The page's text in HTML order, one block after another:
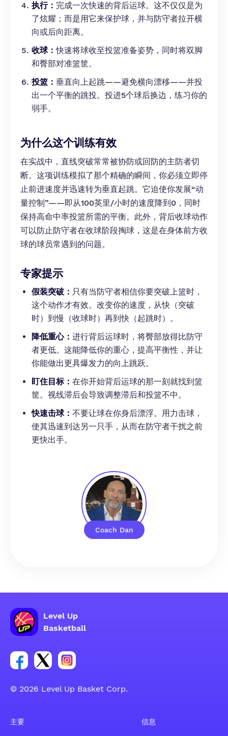
Coach Dan
执行： 完成一次快速的背后运球。这不仅仅是为
了炫耀；而是用它来保护球，并与防守者拉开横
向或后向距离。
收球：快速将球收至投篮准备姿势，同时将双脚
和臀部对准篮筐。
投篮： 垂直向上起跳——避免横向漂移——并投
出一个平衡的跳投。投进5个球后换边，练习你的
弱手。
为什么这个训练有效
在实战中，直线突破常常被协防或回防的主防者切
断。这项训练模拟了那个精确的瞬间，你必须立即停
止前进速度并迅速转为垂直起跳。它迫使你发展“动
量控制”——即从100英里/小时的速度降到0，同时
保持高命中率投篮所需的平衡。此外，背后收球动作
可以防止防守者在收球阶段掏球，这是在身体前方收
球的球员常遇到的问题。
专家提示
假装突破： 只有当防守者相信你要突破上篮时，
这个动作才有效。改变你的速度，从快（突破
时）到慢（收球时）再到快（起跳时）。
降低重心： 进行背后运球时，将臀部放得比防守
者更低。这能降低你的重心，提高平衡性，并让
你能做出更具爆发力的向上跳跃。
盯住目标： 在你开始背后运球的那一刻就找到篮
筐。视线滞后会导致调整滞后和投篮不中。
快速击球： 不要让球在你身后漂浮。用力击球，
使其迅速到达另一只手，从而在防守者干扰之前
更快出手。
Level Up
Basketball
Facebook 账户社交群组链接
Tweeter 账户社交群组链接
Instagram 账户社交群组链接
© 2026 Level Up Basket Corp.
主要 信息